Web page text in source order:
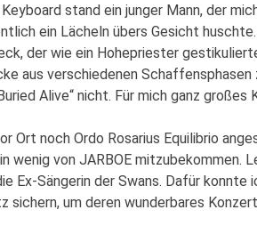
stand ein junger Mann, der
ein Lächeln übers Gesicht
der wie ein Hohepriester
aus verschiedenen
Alive“ nicht. Für mich ganz
Ort noch Ordo Rosarius Equilibrio
wenig von JARBOE mitzubekommen.
Ex-Sängerin der Swans. Dafür konnte
sichern, um deren wunderbares